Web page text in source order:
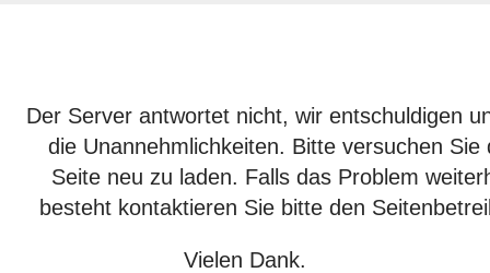
Der Server antwortet nicht, wir entschuldigen
die Unannehmlichkeiten. Bitte versuchen Sie
Seite neu zu laden. Falls das Problem
besteht kontaktieren Sie bitte den
Vielen Dank.